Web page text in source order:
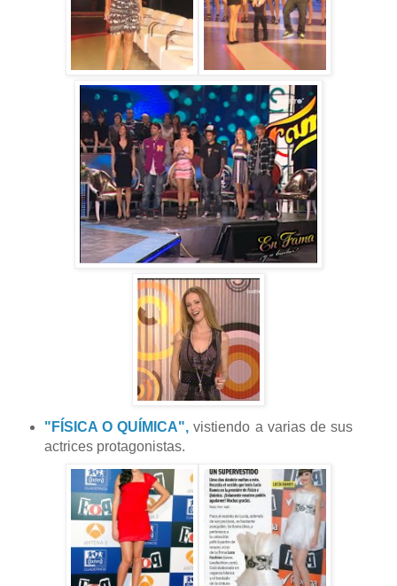
"FÍSICA O QUÍMICA", vistiendo a varias de sus
actrices protagonistas.